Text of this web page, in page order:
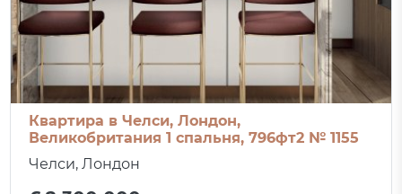
Квартира в Челси, Лондон,
Великобритания 1 спальня, 796фт2 № 1155
Челси, Лондон